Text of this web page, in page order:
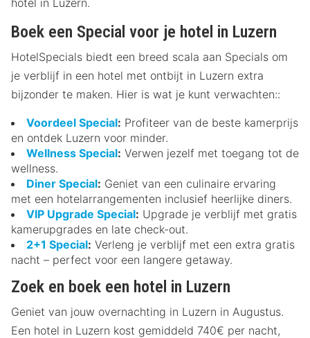
Boek een Special voor je hotel in Luzern
HotelSpecials biedt een breed scala aan Specials om
je verblijf in een hotel met ontbijt in Luzern extra
bijzonder te maken. Hier is wat je kunt verwachten::
Voordeel Special: Profiteer van de beste kamerprijs
en ontdek Luzern voor minder.
Wellness Special: Verwen jezelf met toegang tot de
wellness.
Diner Special: Geniet van een culinaire ervaring
met een hotelarrangementen inclusief heerlijke diners.
VIP Upgrade Special: Upgrade je verblijf met gratis
kamerupgrades en late check-out.
2+1 Special: Verleng je verblijf met een extra gratis
nacht – perfect voor een langere getaway.
Zoek en boek een hotel in Luzern
Geniet van jouw overnachting in Luzern in Augustus.
Een hotel in Luzern kost gemiddeld 740€ per nacht,